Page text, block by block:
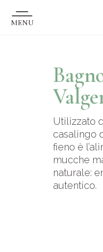
Utilizzato
casalingo
fieno è
mucche
naturale:
autentico.
MENU